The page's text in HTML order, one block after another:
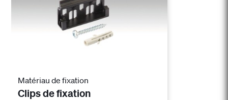
Matériau de fixation
Clips de fixation